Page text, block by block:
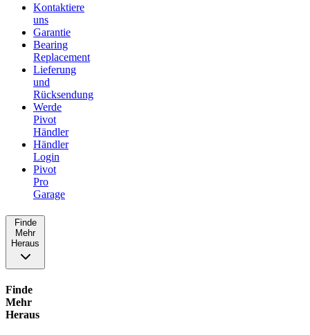
Kontaktiere
uns
Garantie
Bearing
Replacement
Lieferung
und
Rücksendung
Werde
Pivot
Händler
Händler
Login
Pivot
Pro
Garage
Finde
Mehr
Heraus
Finde
Mehr
Heraus